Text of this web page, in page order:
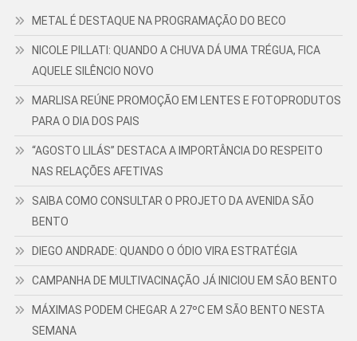
METAL É DESTAQUE NA PROGRAMAÇÃO DO BECO
NICOLE PILLATI: QUANDO A CHUVA DÁ UMA TRÉGUA, FICA
AQUELE SILÊNCIO NOVO
MARLISA REÚNE PROMOÇÃO EM LENTES E FOTOPRODUTOS
PARA O DIA DOS PAIS
“AGOSTO LILÁS” DESTACA A IMPORTÂNCIA DO RESPEITO
NAS RELAÇÕES AFETIVAS
SAIBA COMO CONSULTAR O PROJETO DA AVENIDA SÃO
BENTO
DIEGO ANDRADE: QUANDO O ÓDIO VIRA ESTRATÉGIA
CAMPANHA DE MULTIVACINAÇÃO JÁ INICIOU EM SÃO BENTO
MÁXIMAS PODEM CHEGAR A 27ºC EM SÃO BENTO NESTA
SEMANA